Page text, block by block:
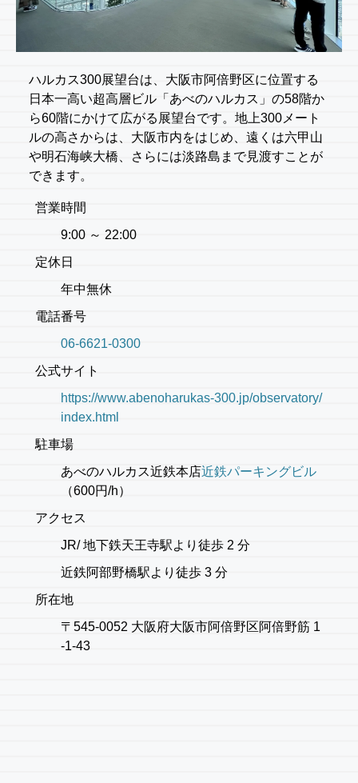
ハルカス300展望台は、大阪市阿倍野区に位置する
日本一高い超高層ビル「あべのハルカス」の58階か
ら60階にかけて広がる展望台です。地上300メート
ルの高さからは、大阪市内をはじめ、遠くは六甲山
や明石海峡大橋、さらには淡路島まで見渡すことが
できます。
営業時間
9:00 ～ 22:00
定休日
年中無休
電話番号
06-6621-0300
公式サイト
https://www.abenoharukas-300.jp/observatory/
index.html
駐車場
あべのハルカス近鉄本店近鉄パーキングビル
（600円/h）
アクセス
JR/ 地下鉄天王寺駅より徒歩 2 分
近鉄阿部野橋駅より徒歩 3 分
所在地
〒545-0052 大阪府大阪市阿倍野区阿倍野筋 1
-1-43